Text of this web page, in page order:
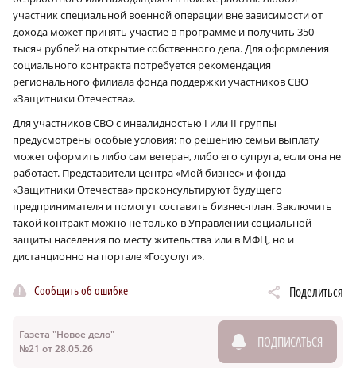
участник специальной военной операции вне зависимости от
дохода может принять участие в программе и получить 350
тысяч рублей на открытие собственного дела. Для оформления
социального контракта потребуется рекомендация
регионального филиала фонда поддержки участников СВО
«Защитники Отечества».
Для участников СВО с инвалидностью I или II группы
предусмотрены особые условия: по решению семьи выплату
может оформить либо сам ветеран, либо его супруга, если она не
работает. Представители центра «Мой бизнес» и фонда
«Защитники Отечества» проконсультируют будущего
предпринимателя и помогут составить бизнес-план. Заключить
такой контракт можно не только в Управлении социальной
защиты населения по месту жительства или в МФЦ, но и
дистанционно на портале «Госуслуги».
Сообщить об ошибке Поделиться
Газета "Новое дело"
№21 от 28.05.26
ПОДПИСАТЬСЯ